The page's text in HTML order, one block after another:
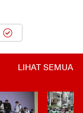
LIHAT SEMUA